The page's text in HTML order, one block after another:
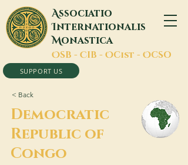
Associatio
Internationalis
Monastica
OSB - CIB - OCist - OCSO
SUPPORT US
< Back
Democratic
Republic of
Congo